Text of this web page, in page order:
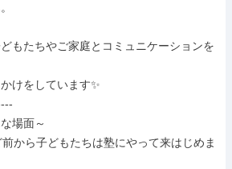
もたちやご家庭とコミュニケーションを
けをしています✨
場面～
から子どもたちは塾にやって来はじめま